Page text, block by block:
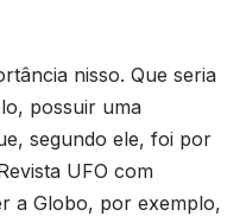
nisso. Que seria
possuir uma
segundo ele, foi por
UFO com
a Globo, por exemplo,